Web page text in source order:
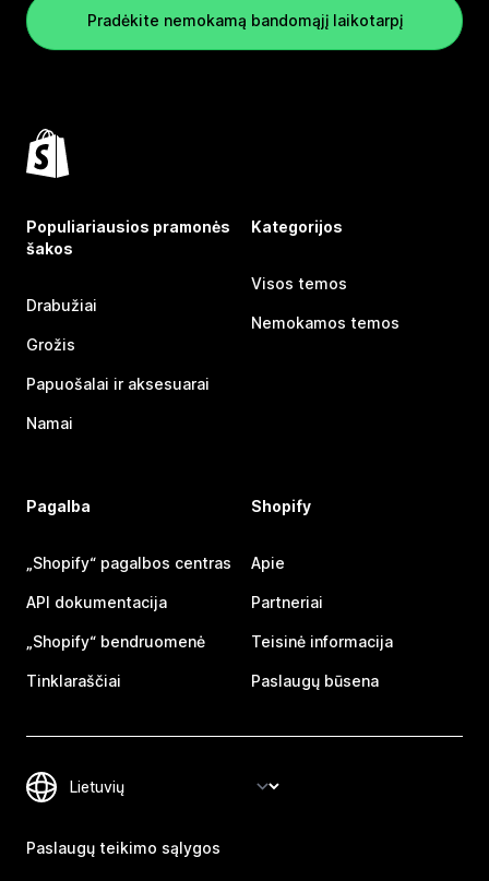
Pradėkite nemokamą bandomąjį laikotarpį
Populiariausios pramonės
šakos
Drabužiai
Grožis
Papuošalai ir aksesuarai
Namai
Kategorijos
Visos temos
Nemokamos temos
Pagalba
„Shopify“ pagalbos centras
API dokumentacija
„Shopify“ bendruomenė
Tinklaraščiai
Shopify
Apie
Partneriai
Teisinė informacija
Paslaugų būsena
Paslaugų teikimo sąlygos